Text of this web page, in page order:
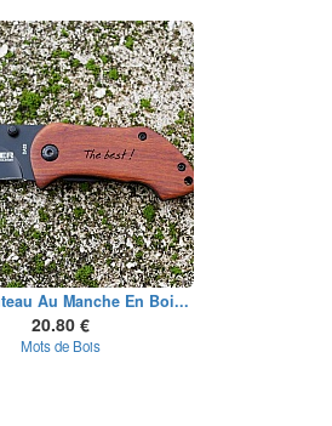
Au Manche En Boi...
20.80 €
Mots de Bois